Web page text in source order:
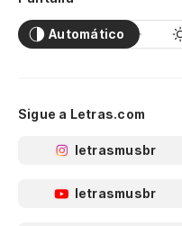
Automático
Sigue a Letras.com
letrasmusbr
letrasmusbr